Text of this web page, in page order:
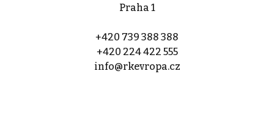
Praha 1
+420 739 388 388
+420 224 422 555
info@rkevropa.cz